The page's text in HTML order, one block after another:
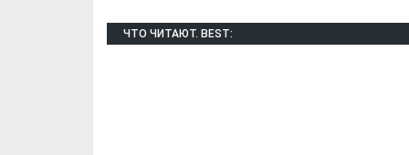
ЧТО ЧИТАЮТ. BEST: